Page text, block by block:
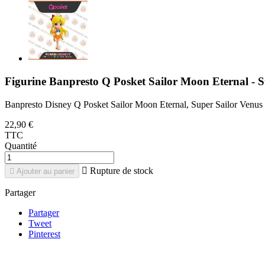
Figurine Banpresto Q Posket Sailor Moon Eternal -
Banpresto Disney Q Posket Sailor Moon Eternal, Super Sailor
22,90 €
TTC
Quantité
 Ajouter au panier  Rupture de stock
Partager
Partager
Tweet
Pinterest